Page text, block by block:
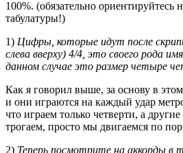
100%. (обязательно ориентируйтесь
табулатуры!)
1) Цифры, которые идут после
слева вверху) 4/4, это своего рода
данном случае это размер четыре
Как я говорил выше, за основу в
и они играются на каждый удар
что играем только четверти, а
трогаем, просто мы двигаемся по
2) Теперь посмотрите на аккорды в